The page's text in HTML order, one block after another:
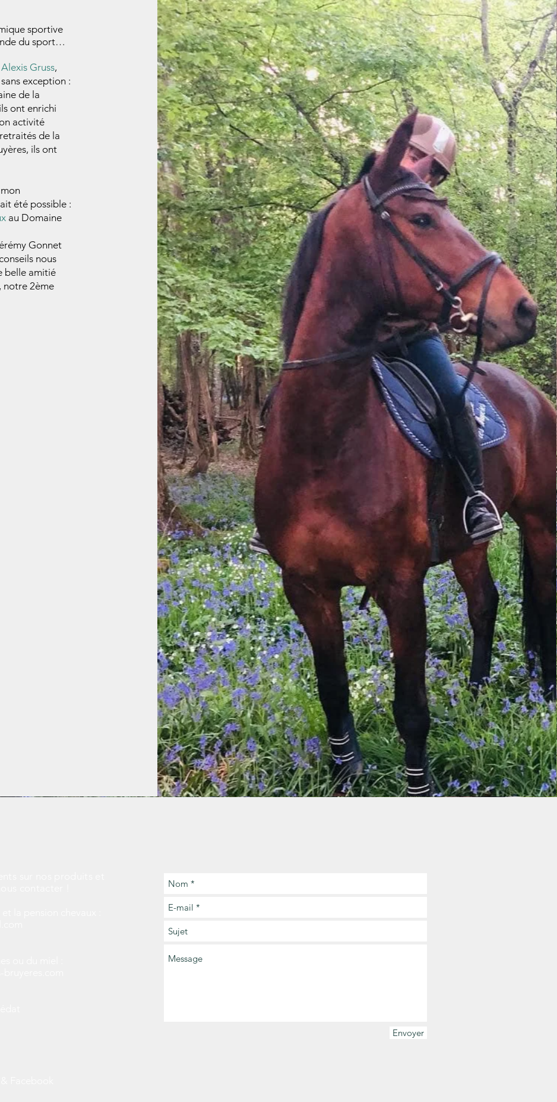
sportive
du sport…
Gruss,
exception :
de la
ont enrichi
activité
de la
ils ont
été possible :
au Domaine
Gonnet
nous
belle amitié
, notre 2ème
Envoyer